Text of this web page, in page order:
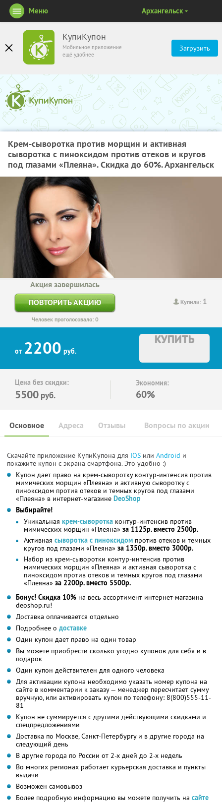
КупиКупон
Мобильное приложение
ещё удобнее
Загрузить
Меню Архангельск
Крем-сыворотка против морщин и активная
сыворотка с пиноксидом против отеков и кругов
под глазами «Плеяна». Скидка до 60%. Архангельск
Купили: 1
Акция завершилась
ПОВТОРИТЬ АКЦИЮ
Человек проголосовало: 0
от 2200 руб.
КУПИТЬ
Цена без скидки:
5500 руб.
Экономия:
60%
Основное Отзывы Вопросы по акции
Адреса
Скачайте приложение КупиКупона для IOS или Android и
покажите купон с экрана смартфона. Это удобно :)
Купон дает право на крем-сыворотку контур-интенсив против
мимических морщин «Плеяна» и активную сыворотку с
пиноксидом против отеков и темных кругов под глазами
«Плеяна» в интернет-магазине DeoShop
Выбирайте!
Уникальная крем-сыворотка контур-интенсив против
мимических морщин «Плеяна» за 1125р. вместо 2500р.
Активная сыворотка с пиноксидом против отеков и темных
кругов под глазами «Плеяна» за 1350р. вместо 3000р.
Набор из крем-сыворотки контур-интенсив против
мимических морщин «Плеяна» и активная сыворотка с
пиноксидом против отеков и темных кругов под глазами
«Плеяна» за 2200р. вместо 5500р.
Бонус! Скидка 10% на весь ассортимент интернет-магазина
deoshop.ru!
Доставка оплачивается отдельно
Подробнее о доставке
Один купон дает право на один товар
Вы можете приобрести сколько угодно купонов для себя и в
подарок
Один купон действителен для одного человека
Для активации купона необходимо указать номер купона на
сайте в комментарии к заказу — менеджер пересчитает сумму
вручную, или активировать купон по телефону: 8(800)555-11-
81
Купон не суммируется с другими действующими скидками и
спецпредложениями
Доставка по Москве, Санкт-Петербургу и в другие города на
следующий день
В другие города по России от 2-х дней до 2-х недель
Во многих регионах работает курьерская доставка и пункты
выдачи
Возможен самовывоз
Более подробную информацию вы можете получить на сайте